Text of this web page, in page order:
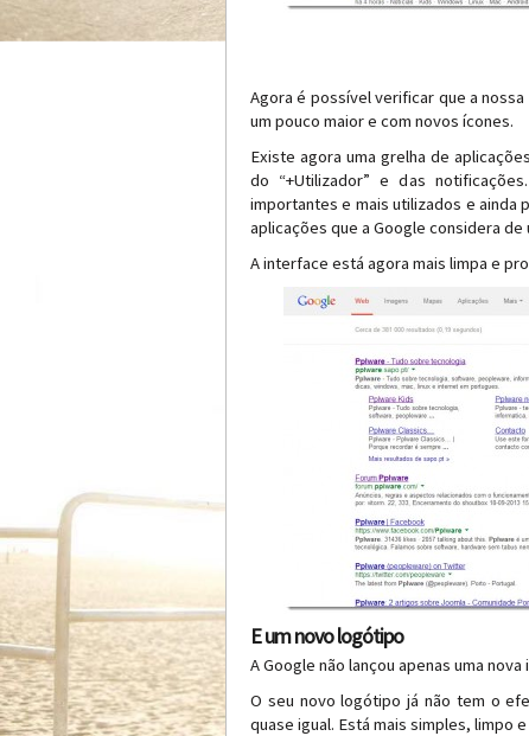
Agora é possível verificar que a
um pouco maior e com novos ícones.
Existe agora uma grelha de
do “+Utilizador” e das
importantes e mais utilizados e ainda
aplicações que a Google considera de
A interface está agora mais limpa e
E um novo logótipo
A Google não lançou apenas uma
O seu novo logótipo já não tem o
quase igual. Está mais simples, limpo